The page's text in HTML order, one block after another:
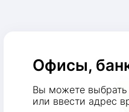
Офисы,
Вы можете выбрать
или ввести адрес